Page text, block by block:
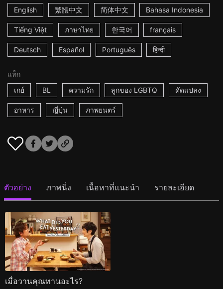
English
繁體中文 简体中文 Bahasa Indonesia
Tiếng Việt ภาษาไทย 한국어 français
Deutsch Español Português हिन्दी
แท็ก
เกย์
BL ความรัก ลูกของ LGBTQ ดัดแปลง
อาหาร ญี่ปุ่น ภาพยนตร์
ตัวอย่าง ภาพนิ่ง เนื้อหาที่แนะนำ รายละเอียด
เมื่อวานคุณทานอะไร?